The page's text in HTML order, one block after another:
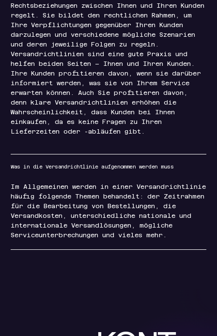
Rechtsbeziehungen zwischen Ihnen und Ihren Kunden
regelt. Sie bildet den rechtlichen Rahmen, um
Ihre Verpflichtungen gegenüber Ihren Kunden
darzulegen und verschiedene mögliche Szenarien
und deren jeweilige Folgen zu regeln.
Versandrichtlinien sind eine gute Praxis und
helfen beiden Seiten – Ihnen und Ihren Kunden.
Ihre Kunden profitieren davon, wenn sie darüber
informiert werden, was sie von Ihrem Service
erwarten können. Auch Sie profitieren davon,
denn klare Versandrichtlinien erhöhen die
Wahrscheinlichkeit, dass Kunden bei Ihnen
einkaufen, da es keine Fragen zu Ihren
Lieferzeiten oder -abläufen gibt.
Was in die Versandrichtlinie aufgenommen werden muss
Im Allgemeinen werden in einer Versandrichtlinie
häufig folgende Themen behandelt: der Zeitrahmen
für die Bearbeitung von Bestellungen, die
Versandkosten, unterschiedliche nationale und
internationale Versandlösungen, mögliche
Serviceunterbrechungen und vieles mehr.